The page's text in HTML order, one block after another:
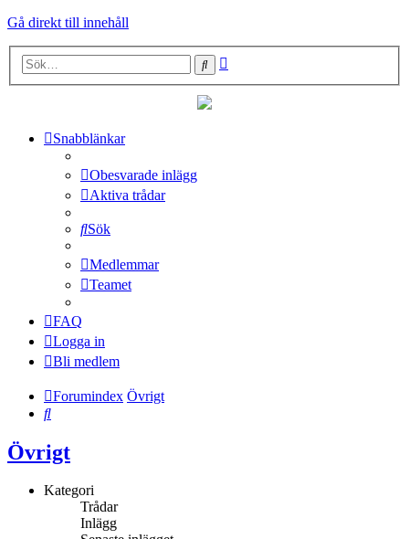
Gå direkt till innehåll
Sök
Snabblänkar
Obesvarade inlägg
Aktiva trådar
Sök
Medlemmar
Teamet
FAQ
Logga in
Bli medlem
Forumindex Övrigt
Sök
Övrigt
Kategori
Trådar
Inlägg